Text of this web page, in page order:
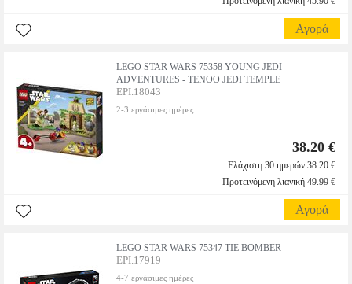
Αγορά
LEGO STAR WARS 75358 YOUNG JEDI
ADVENTURES - TENOO JEDI TEMPLE
EPI.18043
2-3 εργάσιμες ημέρες
38.20 €
Ελάχιστη 30 ημερών 38.20 €
Προτεινόμενη λιανική 49.99 €
Αγορά
LEGO STAR WARS 75347 TIE BOMBER
EPI.17919
4-7 εργάσιμες ημέρες